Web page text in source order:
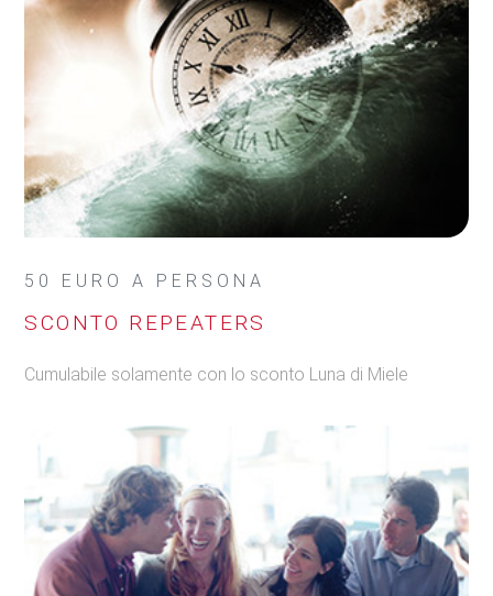
50 EURO A PERSONA
SCONTO REPEATERS
Cumulabile solamente con lo sconto Luna di Miele